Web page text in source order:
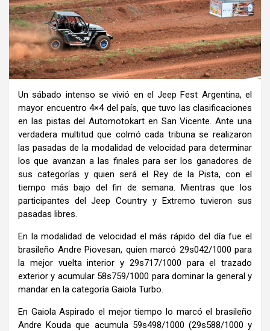
Un sábado intenso se vivió en el Jeep Fest Argentina, el
mayor encuentro 4×4 del país, que tuvo las clasificaciones
en las pistas del Automotokart en San Vicente. Ante una
verdadera multitud que colmó cada tribuna se realizaron
las pasadas de la modalidad de velocidad para determinar
los que avanzan a las finales para ser los ganadores de
sus categorías y quien será el Rey de la Pista, con el
tiempo más bajo del fin de semana. Mientras que los
participantes del Jeep Country y Extremo tuvieron sus
pasadas libres.
En la modalidad de velocidad el más rápido del día fue el
brasileño Andre Piovesan, quien marcó 29s042/1000 para
la mejor vuelta interior y 29s717/1000 para el trazado
exterior y acumular 58s759/1000 para dominar la general y
mandar en la categoría Gaiola Turbo.
En Gaiola Aspirado el mejor tiempo lo marcó el brasileño
Andre Kouda que acumula 59s498/1000 (29s588/1000 y